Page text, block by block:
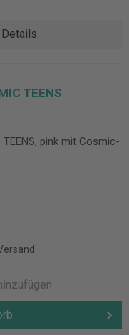
Details
TEENS
TEENS, pink mit Cosmic-